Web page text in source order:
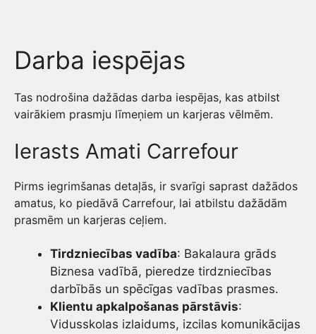
Darba iespējas
Tas nodrošina dažādas darba iespējas, kas atbilst
vairākiem prasmju līmeņiem un karjeras vēlmēm.
Ierasts Amati Carrefour
Pirms iegrimšanas detaļās, ir svarīgi saprast dažādos
amatus, ko piedāvā Carrefour, lai atbilstu dažādām
prasmēm un karjeras ceļiem.
Tirdzniecības vadība: Bakalaura grāds
Biznesa vadībā, pieredze tirdzniecības
darbībās un spēcīgas vadības prasmes.
Klientu apkalpošanas pārstāvis:
Vidusskolas izlaidums, izcilas komunikācijas